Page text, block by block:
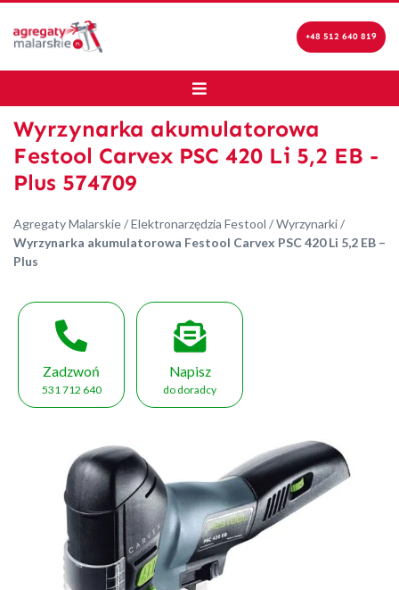
+48 512 640 819
Wyrzynarka akumulatorowa
Festool Carvex PSC 420 Li 5,2 EB -
Plus 574709
Agregaty Malarskie/Elektronarzędzia Festool /Wyrzynarki/
Wyrzynarka akumulatorowa Festool Carvex PSC 420 Li 5,2 EB –
Plus
Zadzwoń
531 712 640
Napisz
do doradcy